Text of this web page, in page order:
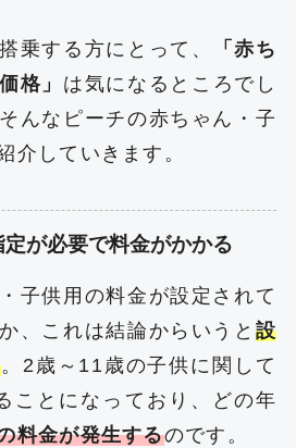
乗する方にとって、
「赤ち
格」 は気になるところでし
んなピーチの赤ちゃん・子
介していきます。
定が必要で料金がかかる
子供用の料金が設定されて
、これは結論からいうと 設
。2歳～11歳の子供に関して
ことになっており、どの年
料金が発生するのです。